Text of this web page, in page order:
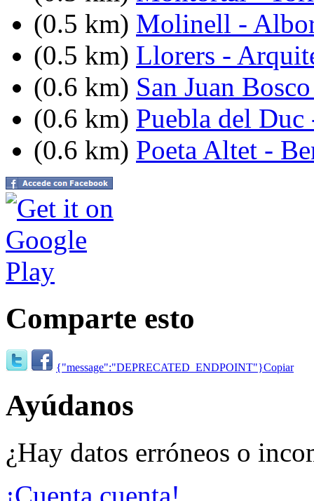
(0.5 km) Molinell -
(0.5 km) Llorers -
(0.6 km) San Juan
(0.6 km) Puebla del
(0.6 km) Poeta Altet -
Comparte esto
{"message":"DEPRECATED_ENDPOINT"}Copiar
Ayúdanos
¿Hay datos erróneos o